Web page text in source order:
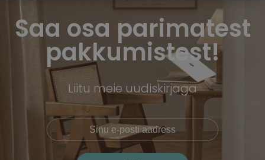
Saa osa parimatest
pakkumistest!
Liitu meie uudiskirjaga